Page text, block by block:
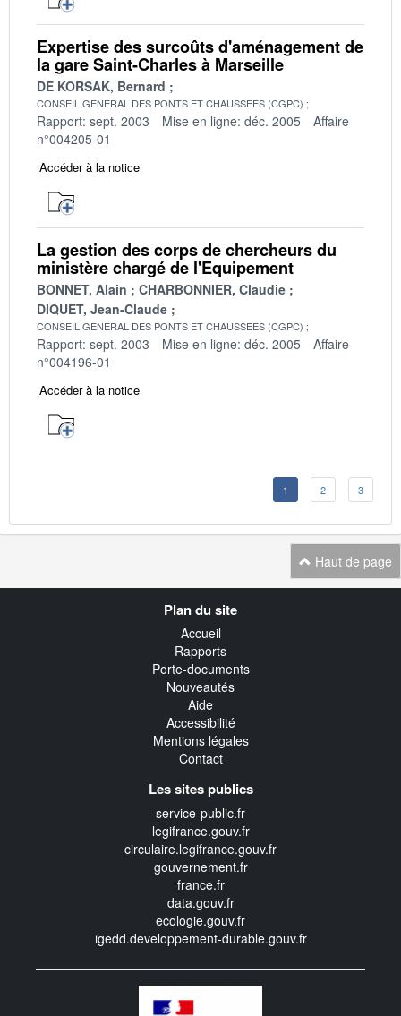
Expertise des surcoûts d'aménagement de
la gare Saint-Charles à Marseille
DE KORSAK, Bernard
CONSEIL GENERAL DES PONTS ET CHAUSSEES (CGPC)
Rapport: sept. 2003 Mise en ligne: déc. 2005
Affaire
n°004205-01
Accéder à la notice
La gestion des corps de chercheurs du
ministère chargé de l'Equipement
BONNET, Alain
CHARBONNIER, Claudie
DIQUET, Jean-Claude
CONSEIL GENERAL DES PONTS ET CHAUSSEES (CGPC)
Rapport: sept. 2003 Mise en ligne: déc. 2005
Affaire
n°004196-01
Accéder à la notice
1 2 3
Haut de page
Plan du site
Accueil
Rapports
Porte-documents
Nouveautés
Aide
Accessibilité
Mentions légales
Contact
Les sites publics
service-public.fr
legifrance.gouv.fr
circulaire.legifrance.gouv.fr
gouvernement.fr
france.fr
data.gouv.fr
ecologie.gouv.fr
igedd.developpement-durable.gouv.fr